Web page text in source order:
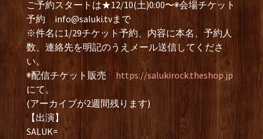
ご予約スタートは★12/10(土)0:00〜◉会場チケット
予約 info@saluki.tvまで
※件名に1/29チケット予約、内容に本名、予約人
数、連絡先を明記のうえメール送信してくださ
い。
◉配信チケット販売 https://salukirock.theshop.jp
にて。
(アーカイブが2週間残ります)
【出演】
SALUK=